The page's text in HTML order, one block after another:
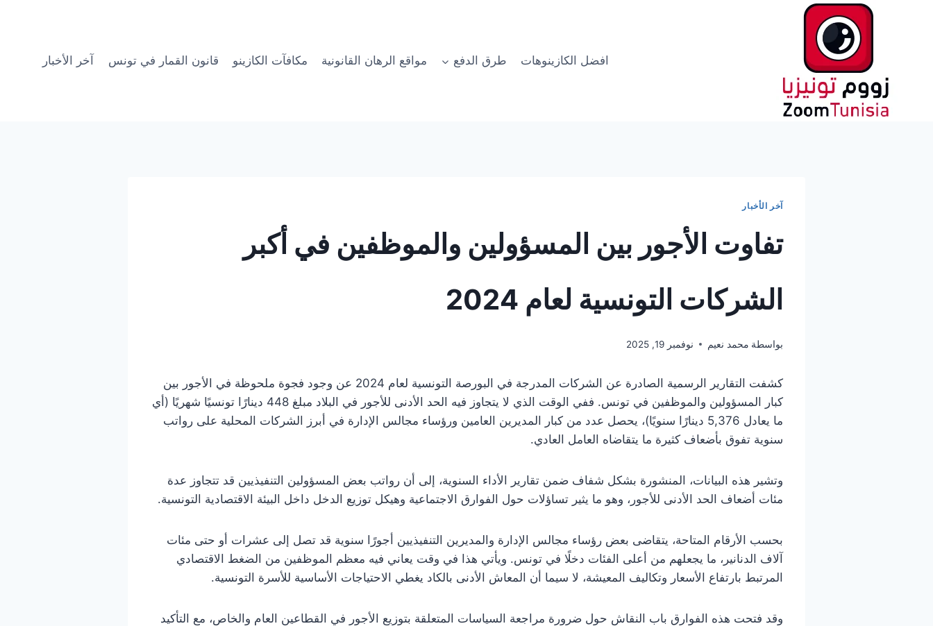
افضل الكازينوهات
طرق الدفع مواقع الرهان القانونية مكافآت الكازينو قانون القمار في تونس آخر الأخبار
آخر الأخبار
تفاوت الأجور بين المسؤولين والموظفين في أكبر
الشركات التونسية لعام 2024
بواسطة محمد نعيم نوفمبر 19, 2025
كشفت التقارير الرسمية الصادرة عن الشركات المدرجة في البورصة التونسية لعام 2024 عن وجود فجوة ملحوظة في الأجور بين
كبار المسؤولين والموظفين في تونس. ففي الوقت الذي لا يتجاوز فيه الحد الأدنى للأجور في البلاد مبلغ 448 دينارًا تونسيًا شهريًا (أي
ما يعادل 5,376 دينارًا سنويًا)، يحصل عدد من كبار المديرين العامين ورؤساء مجالس الإدارة في أبرز الشركات المحلية على رواتب
سنوية تفوق بأضعاف كثيرة ما يتقاضاه العامل العادي.
وتشير هذه البيانات، المنشورة بشكل شفاف ضمن تقارير الأداء السنوية، إلى أن رواتب بعض المسؤولين التنفيذيين قد تتجاوز عدة
مئات أضعاف الحد الأدنى للأجور، وهو ما يثير تساؤلات حول الفوارق الاجتماعية وهيكل توزيع الدخل داخل البيئة الاقتصادية التونسية.
بحسب الأرقام المتاحة، يتقاضى بعض رؤساء مجالس الإدارة والمديرين التنفيذيين أجورًا سنوية قد تصل إلى عشرات أو حتى مئات
آلاف الدنانير، ما يجعلهم من أعلى الفئات دخلًا في تونس. ويأتي هذا في وقت يعاني فيه معظم الموظفين من الضغط الاقتصادي
المرتبط بارتفاع الأسعار وتكاليف المعيشة، لا سيما أن المعاش الأدنى بالكاد يغطي الاحتياجات الأساسية للأسرة التونسية.
وقد فتحت هذه الفوارق باب النقاش حول ضرورة مراجعة السياسات المتعلقة بتوزيع الأجور في القطاعين العام والخاص، مع التأكيد